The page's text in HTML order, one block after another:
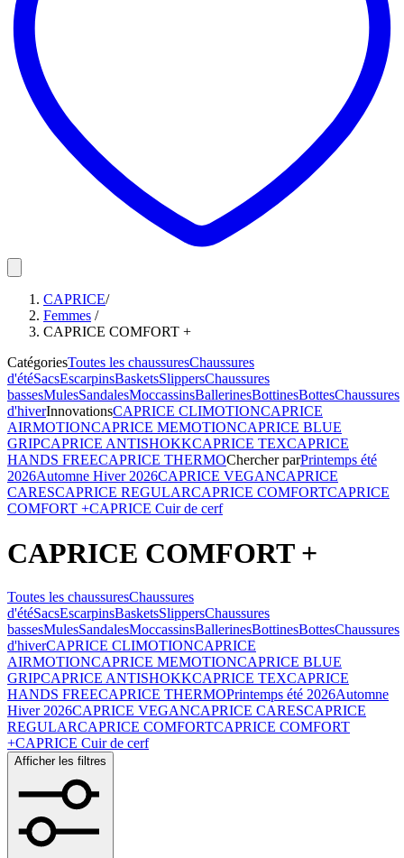
CAPRICE/
Femmes /
CAPRICE COMFORT +
CatégoriesToutes les chaussuresChaussures
d'étéSacsEscarpinsBasketsSlippersChaussures
bassesMulesSandalesMoccassinsBallerinesBottinesBottesChaussures
d'hiverInnovationsCAPRICE CLIMOTIONCAPRICE
AIRMOTIONCAPRICE MEMOTIONCAPRICE BLUE
GRIPCAPRICE ANTISHOKKCAPRICE TEXCAPRICE
HANDS FREECAPRICE THERMOChercher parPrintemps été
2026Automne Hiver 2026CAPRICE VEGANCAPRICE
CARESCAPRICE REGULARCAPRICE COMFORTCAPRICE
COMFORT +CAPRICE Cuir de cerf
CAPRICE COMFORT +
Toutes les chaussuresChaussures
d'étéSacsEscarpinsBasketsSlippersChaussures
bassesMulesSandalesMoccassinsBallerinesBottinesBottesChaussures
d'hiverCAPRICE CLIMOTIONCAPRICE
AIRMOTIONCAPRICE MEMOTIONCAPRICE BLUE
GRIPCAPRICE ANTISHOKKCAPRICE TEXCAPRICE
HANDS FREECAPRICE THERMOPrintemps été 2026Automne
Hiver 2026CAPRICE VEGANCAPRICE CARESCAPRICE
REGULARCAPRICE COMFORTCAPRICE COMFORT
+CAPRICE Cuir de cerf
Afficher les filtres